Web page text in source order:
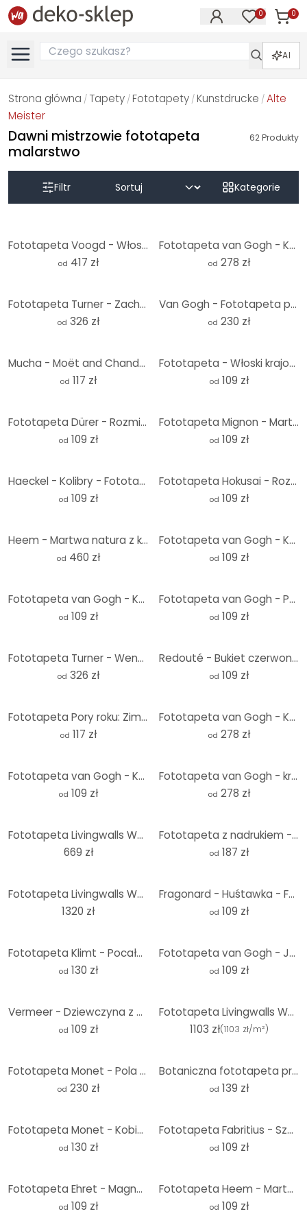
0 0
AI
Strona główna / Tapety / Fototapety / Kunstdrucke /Alte
Meister
Dawni mistrzowie fototapeta
malarstwo
62Produkty
Filtr Kategorie
Fototapeta Voogd - Włoski krajobraz z sosnami parasolowymi
od 417 zł
Fototapeta van Gogh - Kwiat migdałowca ochra
od 278 zł
Fototapeta Turner - Zachód słońca nad jeziorem | Malarstwo abstrakcyjne
od 326 zł
Van Gogh - Fototapeta pole pszenicy z cyprysami
od 230 zł
Mucha - Moët and Chandon: Fototapeta Dry Imperial
od 117 zł
Fototapeta - Włoski krajobraz z sosnami parasolowymi - Okrągła - tapeta flizelinowa/tapeta flizelino
od 109 zł
Fototapeta Dürer - Rozmiar trawy - Okrągły - tapeta flizelinowa/tapeta flizelinowa samoprzylepna
od 109 zł
Fototapeta Mignon - Martwa natura z kwiatami i zegarem - Okrągła - tapeta flizelinowa/tapeta flizeli
od 109 zł
Haeckel - Kolibry - Fototapeta okrągła - tapeta flizelinowa/tapeta flizelinowa samoprzylepna
od 109 zł
Fototapeta Hokusai - Rozmiar fali - okrągła - tapeta flizelinowa/tapeta flizelinowa samoprzylepna
od 109 zł
Heem - Martwa natura z kwiatami w szklanym wazonie - Pejzaż
od 460 zł
Fototapeta van Gogh - Kwiat migdałowca róża - Okrągła - tapeta flizelinowa/tapeta flizelinowa samopr
od 109 zł
Fototapeta van Gogh - Kwiat migdałowca ochra - Okrągła - tapeta flizelinowa/tapeta flizelinowa samop
od 109 zł
Fototapeta van Gogh - Pole pszenicy z cyprysami - Okrągła - tapeta flizelinowa/tapeta flizelinowa sa
od 109 zł
Fototapeta Turner - Wenecja, Dogana i S. Giorgio Maggiore
od 326 zł
Redouté - Bukiet czerwonych, fioletowych i białych piwonii - Okrągły - tapeta flizelinowa/tapeta fli
od 109 zł
Fototapeta Pory roku: Zima 1900 | Sztuka do salonu - Mucha
od 117 zł
Fototapeta van Gogh - Kwiat migdałowca róża
od 278 zł
Fototapeta van Gogh - Kwiat migdałowca - Okrągła - tapeta flizelinowa/tapeta flizelinowa samoprzylep
od 109 zł
Fototapeta van Gogh - krem z kwiatów migdałowca
od 278 zł
Fototapeta Livingwalls Walls by Patel fresco 3
669 zł
Fototapeta z nadrukiem - Klimt - Dziewczyny
od 187 zł
Fototapeta Livingwalls Walls by Patel kimono 1
1320 zł
Fragonard - Huśtawka - Fototapeta okrągła - tapeta flizelinowa/tapeta flizelinowa samoprzylepna
od 109 zł
Fototapeta Klimt - Pocałunek - okrągła - tapeta flizelinowa/tapeta flizelinowa samoprzylepna
od 130 zł
Fototapeta van Gogh - Jesień kwitnących migdałów - Okrągła - tapeta flizelinowa/tapeta flizelinowa s
od 109 zł
Vermeer - Dziewczyna z dzbankiem mleka - Fototapeta okrągła - tapeta flizelinowa/tapeta flizelinowa
od 109 zł
Fototapeta Livingwalls Walls by Patel 3 In The Gallery 1 czarny, pomarańczowy, czerwony, beżowy, zie
1103 zł(1103 zł/m²)
Fototapeta Monet - Pola wiosną
od 230 zł
Botaniczna fototapeta przedstawiająca kamelię - Walcott
od 139 zł
Fototapeta Monet - Kobieta z parasolem - Madame Monet i jej syn - Okrągła - tapeta flizelinowa/tapet
od 130 zł
Fototapeta Fabritius - Szczygieł - okrągła - tapeta flizelinowa/tapeta flizelinowa samoprzylepna
od 109 zł
Fototapeta Ehret - Magnolia - Okrągła - tapeta flizelinowa/tapeta flizelinowa samoprzylepna
od 109 zł
Fototapeta Heem - Martwa natura z kwiatami w szklanym wazonie - Okrągła - tapeta flizelinowa/tapeta
od 109 zł